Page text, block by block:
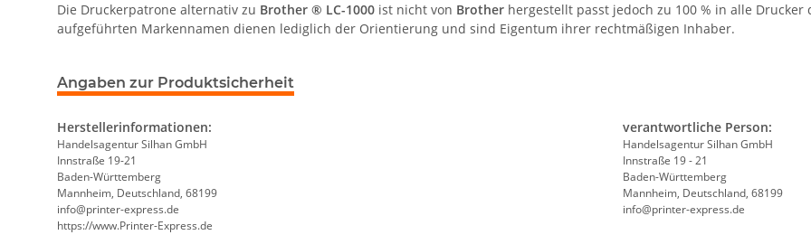
Die Druckerpatrone alternativ zu Brother ® LC-1000 ist nicht von Brother hergestellt passt jedoch zu 100 % in alle
aufgeführten Markennamen dienen lediglich der Orientierung und sind Eigentum ihrer rechtmäßigen Inhaber.
Angaben zur Produktsicherheit
Herstellerinformationen:
Handelsagentur Silhan GmbH
Innstraße 19-21
Baden-Württemberg
Mannheim, Deutschland, 68199
info@printer-express.de
https://www.Printer-Express.de
verantwortliche Person:
Handelsagentur Silhan GmbH
Innstraße 19 - 21
Baden-Württemberg
Mannheim, Deutschland, 68199
info@printer-express.de